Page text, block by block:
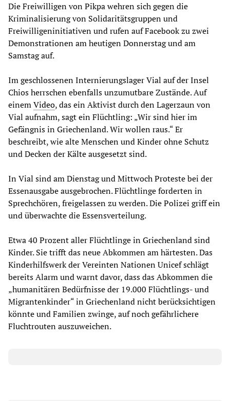
Die Freiwilligen von Pikpa wehren sich gegen die
Kriminalisierung von Solidaritätsgruppen und
Freiwilligeninitiativen und rufen auf Facebook zu zwei
Demonstrationen am heutigen Donnerstag und am
Samstag auf.
Im geschlossenen Internierungslager Vial auf der Insel
Chios herrschen ebenfalls unzumutbare Zustände. Auf
einemVideo, das ein Aktivist durch den Lagerzaun von
Vial aufnahm, sagt ein Flüchtling: „Wir sind hier im
Gefängnis in Griechenland. Wir wollen raus.“ Er
beschreibt, wie alte Menschen und Kinder ohne Schutz
und Decken der Kälte ausgesetzt sind.
In Vial sind am Dienstag und Mittwoch Proteste bei der
Essenausgabe ausgebrochen. Flüchtlinge forderten in
Sprechchören, freigelassen zu werden. Die Polizei griff ein
und überwachte die Essensverteilung.
Etwa 40 Prozent aller Flüchtlinge in Griechenland sind
Kinder. Sie trifft das neue Abkommen am härtesten. Das
Kinderhilfswerk der Vereinten Nationen Unicef schlägt
bereits Alarm und warnt davor, dass das Abkommen die
„humanitären Bedürfnisse der 19.000 Flüchtlings- und
Migrantenkinder“ in Griechenland nicht berücksichtigen
könnte und Familien zwinge, auf noch gefährlichere
Fluchtrouten auszuweichen.